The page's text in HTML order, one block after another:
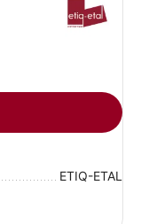
ETIQ-ETAL